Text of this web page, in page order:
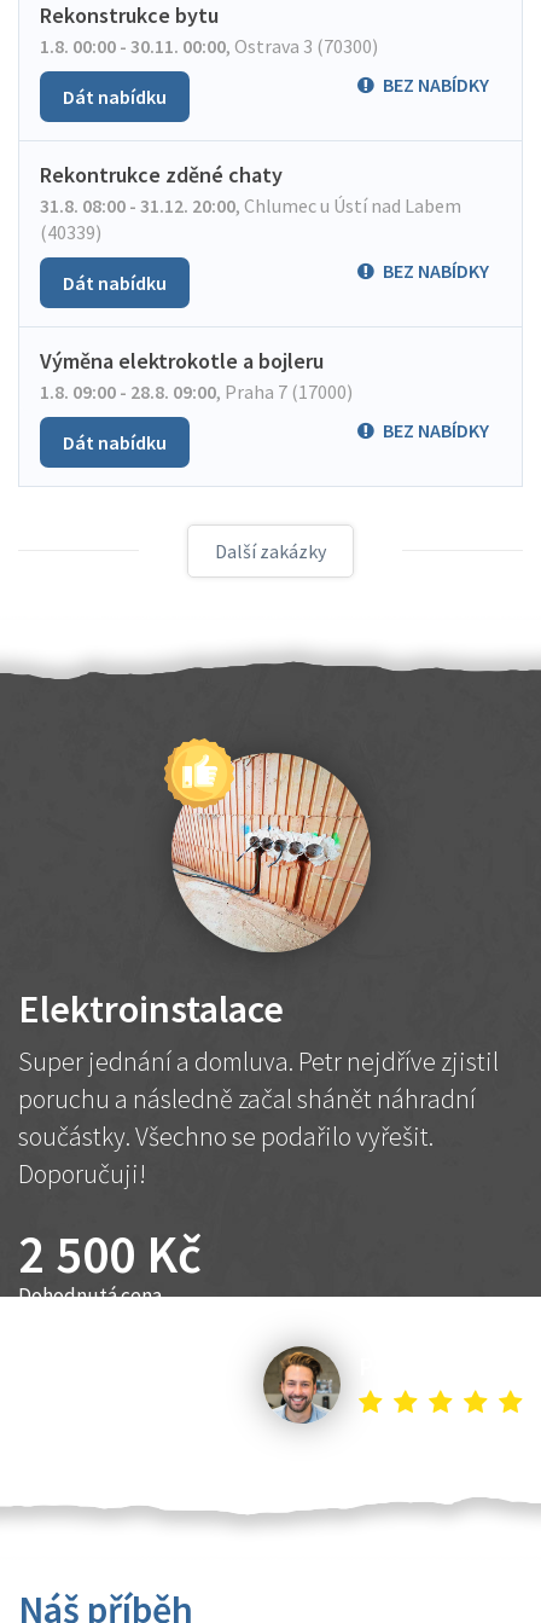
Rekonstrukce bytu
1.8. 00:00 - 30.11. 00:00, Ostrava 3 (70300)
BEZ NABÍDKY
Dát nabídku
Rekontrukce zděné chaty
31.8. 08:00 - 31.12. 20:00, Chlumec u Ústí nad Labem
(40339)
BEZ NABÍDKY
Dát nabídku
Výměna elektrokotle a bojleru
1.8. 09:00 - 28.8. 09:00, Praha 7 (17000)
BEZ NABÍDKY
Dát nabídku
Další zakázky
Elektroinstalace
Super jednání a domluva. Petr nejdříve zjistil
poruchu a následně začal shánět náhradní
součástky. Všechno se podařilo vyřešit.
Doporučuji!
2 500 Kč
Dohodnutá cena
Náš příběh